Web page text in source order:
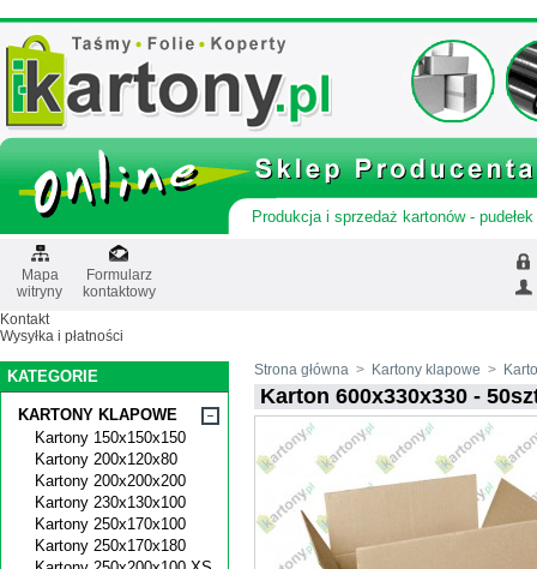
Produkcja i sprzedaż kartonów -
Mapa
witryny
Formularz
kontaktowy
Kontakt
Wysyłka i płatności
KATEGORIE
KARTONY KLAPOWE
Kartony 150x150x150
Kartony 200x120x80
Kartony 200x200x200
Kartony 230x130x100
Kartony 250x170x100
Kartony 250x170x180
Strona główna > Kartony klapowe >
Karton 600x330x330 -